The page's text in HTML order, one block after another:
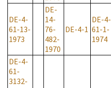
DE-4-
61-13-
1973
DE-
14-
76-
482-
1970
DE-4-1
DE-4-
61-1-
1974
DE-4-
61-
3132-